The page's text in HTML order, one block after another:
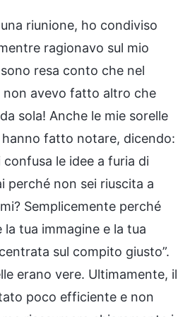
riunione, ho condiviso
ragionavo sul mio
resa conto che nel
non avevo fatto altro che
sola! Anche le mie sorelle
fatto notare, dicendo:
confusa le idee a furia di
perché non sei riuscita a
Semplicemente perché
tua immagine e la tua
sul compito giusto”.
erano vere. Ultimamente, il
poco efficiente e non